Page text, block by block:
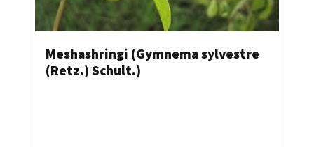
Meshashringi (Gymnema sylvestre
(Retz.) Schult.)